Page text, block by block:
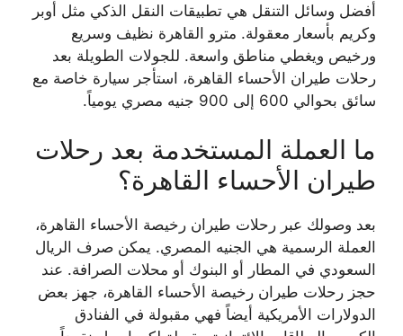
أفضل وسائل التنقل هي تطبيقات النقل الذكي مثل أوبر
وكريم بأسعار معقولة. مترو القاهرة نظيف وسريع
ورخيص ويغطي مناطق واسعة. للجولات الطويلة بعد
رحلات طيران الأحساء القاهرة، استأجر سيارة خاصة مع
سائق بحوالي 600 إلى 900 جنيه مصري يومياً.
ما العملة المستخدمة بعد رحلات
طيران الأحساء القاهرة؟
بعد وصولك عبر رحلات طيران رخيصة الأحساء القاهرة،
العملة الرسمية هي الجنيه المصري. يمكن صرف الريال
السعودي في المطار أو البنوك أو محلات الصرافة. عند
حجز رحلات طيران رخيصة الأحساء القاهرة، جهز بعض
الدولارات الأمريكية أيضاً فهي مقبولة في الفنادق